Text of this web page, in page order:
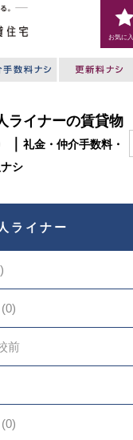
お気に
ライナーの賃貸物
｜礼金・仲介手数料・
シ
ライナー
0
前
0